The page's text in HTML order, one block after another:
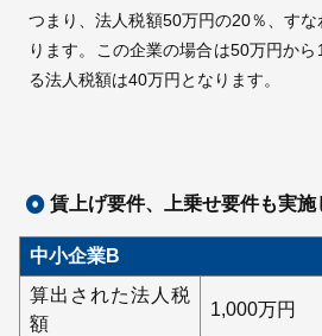
つまり、法人税額50万円の20％、す
ります。この企業の場合は50万円か
る法人税額は40万円となります。
賃上げ要件、上乗せ要件も実施
中小企業B
算出された法人税
額
1,000万円